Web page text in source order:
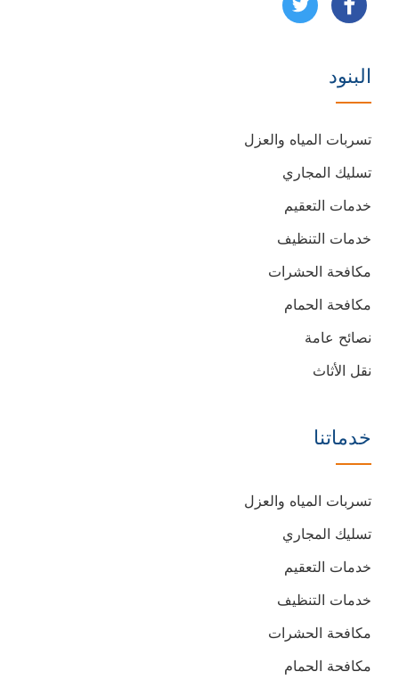
تابعنا
فيسبوك
تابعنا
البنود
تسربات المياه والعزل
تسليك المجاري
خدمات التعقيم
خدمات التنظيف
مكافحة الحشرات
مكافحة الحمام
نصائح عامة
نقل الأثاث
خدماتنا
تسربات المياه والعزل
تسليك المجاري
خدمات التعقيم
خدمات التنظيف
مكافحة الحشرات
مكافحة الحمام